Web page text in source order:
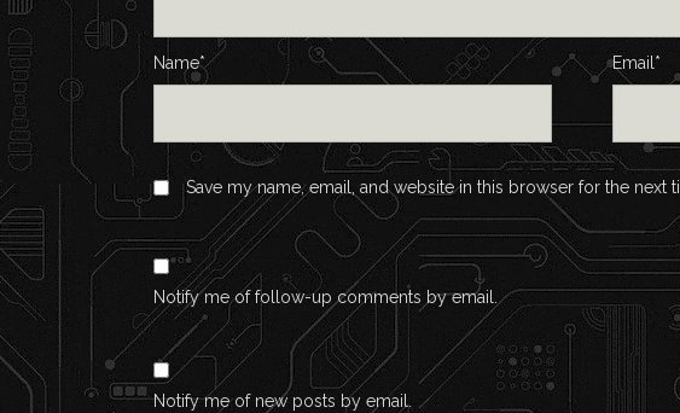
Name* Email*
Save my name, email, and website in this browser for the next
Notify me of follow-up comments by email.
Notify me of new posts by email.